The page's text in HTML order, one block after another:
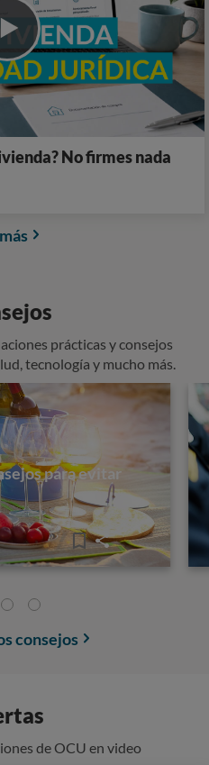
No firmes nada
prácticas y consejos
tecnología y mucho más.
para evitar
consejos
de OCU en video